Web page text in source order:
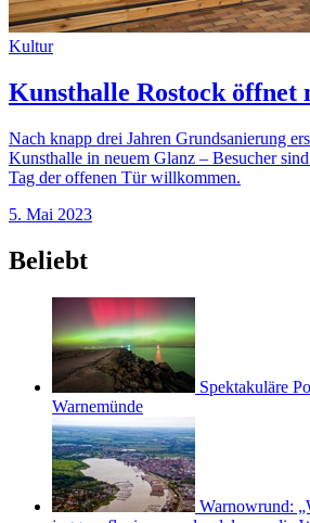
Kultur
Kunsthalle Rostock öffnet
Nach knapp drei Jahren Grundsanierung
Kunsthalle in neuem Glanz – Besucher
Tag der offenen Tür willkommen.
5. Mai 2023
Beliebt
Spektakuläre
Warnemünde
Warnowrund: